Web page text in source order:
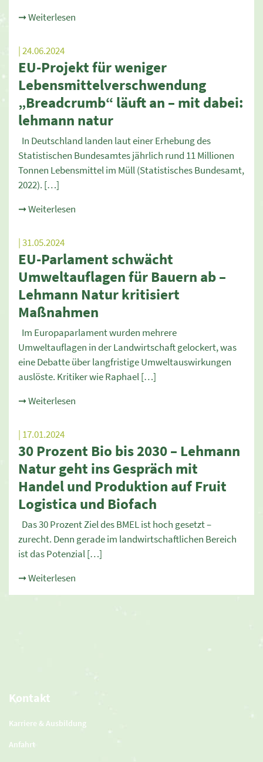
➞ Weiterlesen
| 24.06.2024
EU-Projekt für weniger
Lebensmittelverschwendung
„Breadcrumb“ läuft an – mit dabei:
lehmann natur
In Deutschland landen laut einer Erhebung des
Statistischen Bundesamtes jährlich rund 11 Millionen
Tonnen Lebensmittel im Müll (Statistisches Bundesamt,
2022). […]
➞ Weiterlesen
| 31.05.2024
EU-Parlament schwächt
Umweltauflagen für Bauern ab –
Lehmann Natur kritisiert
Maßnahmen
Im Europaparlament wurden mehrere
Umweltauflagen in der Landwirtschaft gelockert, was
eine Debatte über langfristige Umweltauswirkungen
auslöste. Kritiker wie Raphael […]
➞ Weiterlesen
| 17.01.2024
30 Prozent Bio bis 2030 – Lehmann
Natur geht ins Gespräch mit
Handel und Produktion auf Fruit
Logistica und Biofach
Das 30 Prozent Ziel des BMEL ist hoch gesetzt –
zurecht. Denn gerade im landwirtschaftlichen Bereich
ist das Potenzial […]
➞ Weiterlesen
Kontakt
Karriere & Ausbildung
Anfahrt